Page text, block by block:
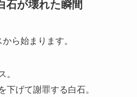
石が壊れた瞬間
ら始まります。
。
下げて謝罪する白石。